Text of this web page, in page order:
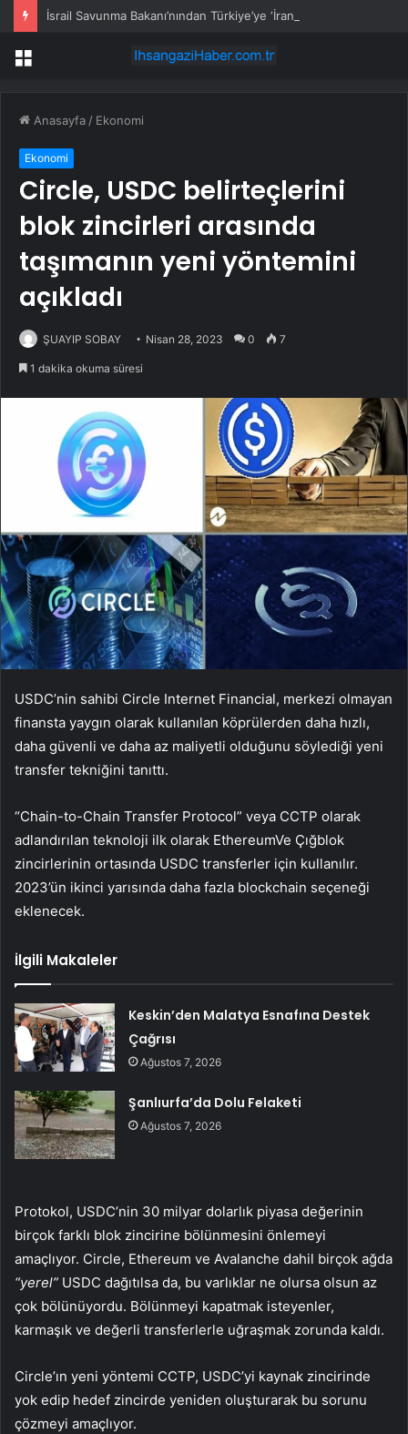
Menü
Anasayfa / Ekonomi
Ekonomi
Circle, USDC belirteçlerini
blok zincirleri arasında
taşımanın yeni yöntemini
açıkladı
ŞUAYIP SOBAY Nisan 28, 2023 0 7
1 dakika okuma süresi
USDC’nin sahibi Circle Internet Financial, merkezi olmayan
finansta yaygın olarak kullanılan köprülerden daha hızlı,
daha güvenli ve daha az maliyetli olduğunu söylediği yeni
transfer tekniğini tanıttı.
“Chain-to-Chain Transfer Protocol” veya CCTP olarak
adlandırılan teknoloji ilk olarak EthereumVe Çığblok
zincirlerinin ortasında USDC transferler için kullanılır.
2023’ün ikinci yarısında daha fazla blockchain seçeneği
eklenecek.
İlgili Makaleler
Keskin’den Malatya Esnafına Destek
Çağrısı
Ağustos 7, 2026
Şanlıurfa’da Dolu Felaketi
Ağustos 7, 2026
Protokol, USDC’nin 30 milyar dolarlık piyasa değerinin
birçok farklı blok zincirine bölünmesini önlemeyi
amaçlıyor. Circle, Ethereum ve Avalanche dahil birçok ağda
“yerel” USDC dağıtılsa da, bu varlıklar ne olursa olsun az
çok bölünüyordu. Bölünmeyi kapatmak isteyenler,
karmaşık ve değerli transferlerle uğraşmak zorunda kaldı.
Circle’ın yeni yöntemi CCTP, USDC’yi kaynak zincirinde
yok edip hedef zincirde yeniden oluşturarak bu sorunu
çözmeyi amaçlıyor.